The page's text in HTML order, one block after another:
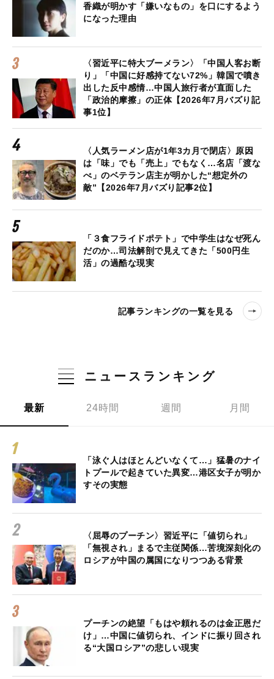
香織が明かす「嫌いなもの」を口にするよう
になった理由
〈習近平に特大ブーメラン〉「中国人客お断
り」「中国に好感持てない72%」韓国で噴き
出した反中感情…中国人旅行者が直面した
「政治的摩擦」の正体【2026年7月バズり記
事1位】
〈人気ラーメン店が1年3カ月で閉店〉原因
は「味」でも「売上」でもなく…名店「渡な
べ」のベテラン店主が明かした“想定外の
敵”【2026年7月バズり記事2位】
「３食フライドポテト」で中学生はなぜ死ん
だのか…司法解剖で見えてきた「500円生
活」の過酷な現実
記事ランキングの一覧を見る
ニュースランキング
最新 24時間 週間 月間
「泳ぐ人はほとんどいなくて…」猛暑のナイ
トプールで起きていた異変…港区女子が明か
すその実態
〈屈辱のプーチン〉習近平に「値切られ」
「無視され」まるで主従関係…苦境深刻化の
ロシアが中国の属国になりつつある背景
プーチンの絶望「もはや頼れるのは金正恩だ
け」…中国に値切られ、インドに振り回され
る“大国ロシア”の悲しい現実